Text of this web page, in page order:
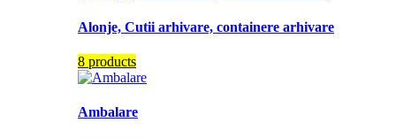
Alonje, Cutii arhivare, containere arhivare
8 products
Ambalare